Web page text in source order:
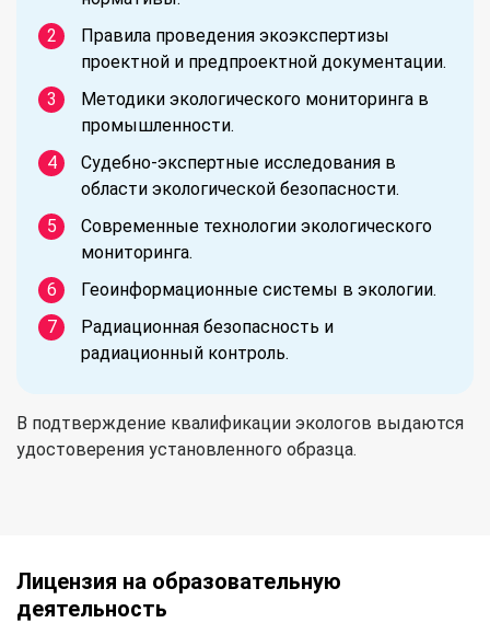
Правила проведения экоэкспертизы
проектной и предпроектной документации.
Методики экологического мониторинга в
промышленности.
Судебно-экспертные исследования в
области экологической безопасности.
Современные технологии экологического
мониторинга.
Геоинформационные системы в экологии.
Радиационная безопасность и
радиационный контроль.
В подтверждение квалификации экологов выдаются
удостоверения установленного образца.
Лицензия на образовательную
деятельность